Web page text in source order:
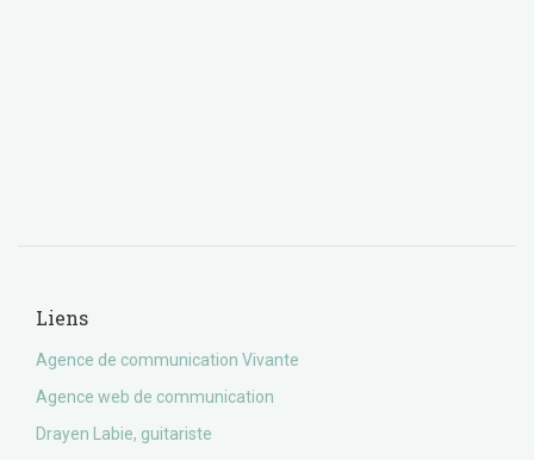
Liens
Agence de communication Vivante
Agence web de communication
Drayen Labie, guitariste